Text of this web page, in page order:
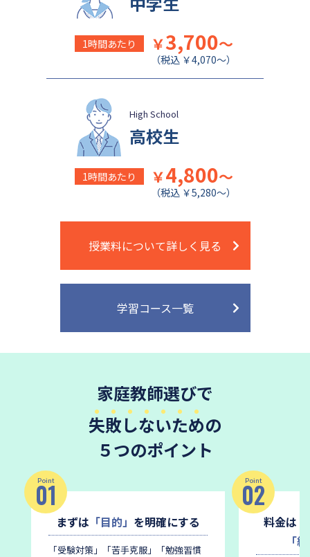
日本女子大学附属中学校 公文国際学園中等部
1時間あたり ￥3,700～
（税込 ￥4,070～）
High School
高校生
1時間あたり ￥4,800～
（税込 ￥5,280～）
授業料について詳しく見る
学習コース一覧
家庭教師選びで
失敗しないための
５つのポイント
Point
01
まずは 「目的」 を明確にする
「受験対策」「苦手克服」「勉強習慣
Point
02
料金は
「